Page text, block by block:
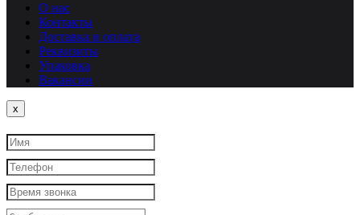
О нас
Контакты
Доставка и оплата
Реквизиты
Упаковка
Вакансии
x